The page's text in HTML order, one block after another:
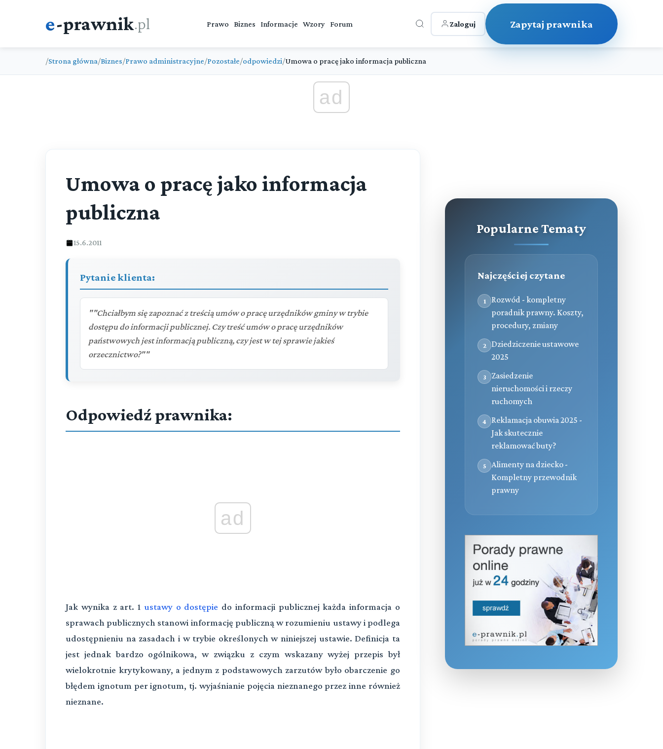
e-prawnik.pl Prawo Biznes Informacje Wzory Forum Zaloguj Zapytaj prawnika
/Strona główna/Biznes/Prawo administracyjne/Pozostałe/odpowiedzi/Umowa o pracę jako informacja publiczna
ad
Umowa o pracę jako informacja
publiczna
15.6.2011
Pytanie klienta:
""Chciałbym się zapoznać z treścią umów o pracę urzędników gminy w trybie
dostępu do informacji publicznej. Czy treść umów o pracę urzędników
państwowych jest informacją publiczną, czy jest w tej sprawie jakieś
orzecznictwo?""
Odpowiedź prawnika:
ad
Jak wynika z art. 1 ustawy o dostępie do informacji publicznej każda informacja o
sprawach publicznych stanowi informację publiczną w rozumieniu ustawy i podlega
udostępnieniu na zasadach i w trybie określonych w niniejszej ustawie. Definicja ta
jest jednak bardzo ogólnikowa, w związku z czym wskazany wyżej przepis był
wielokrotnie krytykowany, a jednym z podstawowych zarzutów było obarczenie go
błędem ignotum per ignotum, tj. wyjaśnianie pojęcia nieznanego przez inne również
nieznane.
Popularne Tematy
Najczęściej czytane
1
Rozwód - kompletny
poradnik prawny. Koszty,
procedury, zmiany
2
Dziedziczenie ustawowe
2025
3
Zasiedzenie
nieruchomości i rzeczy
ruchomych
4
Reklamacja obuwia 2025 -
Jak skutecznie
reklamować buty?
5
Alimenty na dziecko -
Kompletny przewodnik
prawny